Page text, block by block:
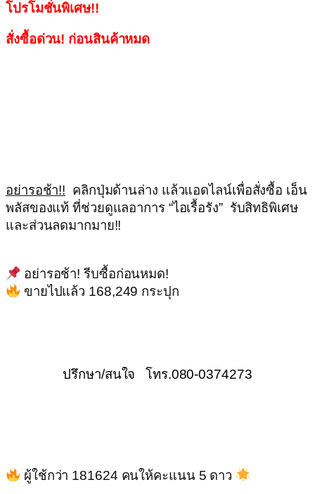
โปรโมชั่นพิเศษ!!
สั่งซื้อด่วน! ก่อนสินค้าหมด
อย่ารอช้า!! คลิกปุ่มด้านล่าง แล้วแอดไลน์เพื่อสั่งซื้อ เอ็น
พลัสของแท้ ที่ช่วยดูแลอาการ “ไอเรื้อรัง” รับสิทธิพิเศษ
และส่วนลดมากมาย!!
อย่ารอช้า! รีบซื้อก่อนหมด!
ขายไปแล้ว 168,249 กระปุก
ปรึกษา/สนใจ โทร.080-0374273
ผู้ใช้กว่า 181624 คนให้คะแนน 5 ดาว